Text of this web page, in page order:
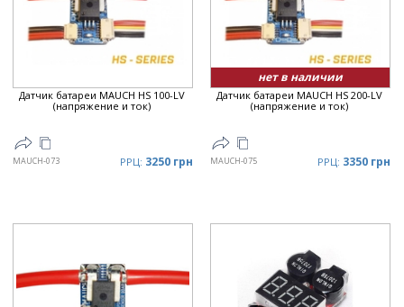
Датчик батареи MAUCH HS 100-LV
(напряжение и ток)
MAUCH-073 РРЦ: 3250 грн
нет в наличии
Датчик батареи MAUCH HS 200-LV
(напряжение и ток)
MAUCH-075 РРЦ: 3350 грн